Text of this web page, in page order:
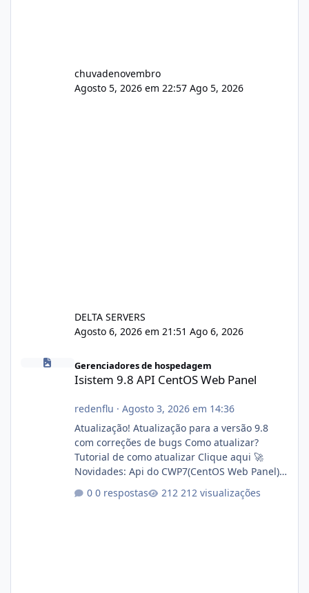
chuvadenovembro
Agosto 5, 2026 em 22:57 Ago 5, 2026
DELTA SERVERS
Agosto 6, 2026 em 21:51 Ago 6, 2026
Gerenciadores de hospedagem
Isistem 9.8 API CentOS Web Panel
redenflu · Agosto 3, 2026 em 14:36
Atualização! Atualização para a versão 9.8
com correções de bugs Como atualizar?
Tutorial de como atualizar Clique aqui 🚀
Novidades: Api do CWP7(CentOS Web Panel)
autorizado a usasr o isistem:
0 respostas 212 visualizações